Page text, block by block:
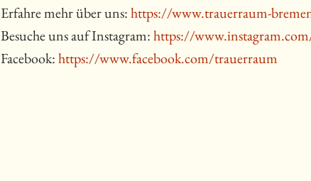
Erfahre mehr über uns:https://www.trauerraum-
Besuche uns auf Instagram:https://
Facebook:https://www.facebook.com/trauerraum